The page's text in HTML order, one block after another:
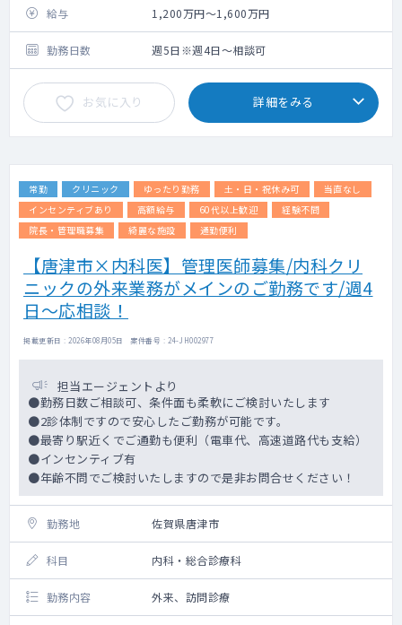
せん。
外来週1～2回、病棟管理
給与 1,200万円～1,600万円
勤務日数 週5日※週4日～相談可
お気に入り 詳細をみる
常勤 クリニック ゆったり勤務 土・日・祝休み可
当直なし
インセンティブあり
高額給与 60代以上歓迎
経験不問
院長・管理職募集
綺麗な施設 通勤便利
【唐津市×内科医】管理医師募集/内科クリ
ニックの外来業務がメインのご勤務です/週4
日～応相談！
掲載更新日 : 2026年08月05日 案件番号 : 24-JH002977
担当エージェントより
●勤務日数ご相談可、条件面も柔軟にご検討いたします
●2診体制ですので安心したご勤務が可能です。
●最寄り駅近くでご通勤も便利（電車代、高速道路代も支給）
●インセンティブ有
●年齢不問でご検討いたしますので是非お問合せください！
勤務地 佐賀県唐津市
科目 内科・総合診療科
勤務内容 外来、訪問診療